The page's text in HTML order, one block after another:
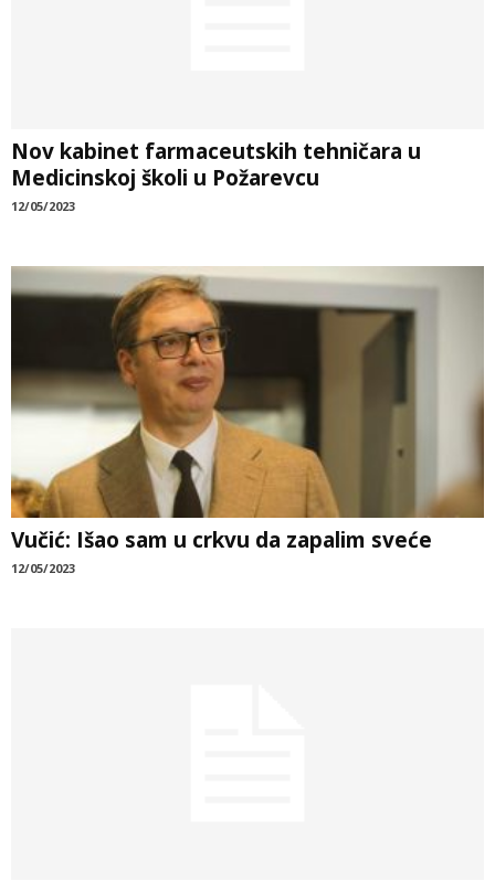
Nov kabinet farmaceutskih tehničara u
Medicinskoj školi u Požarevcu
12/05/2023
Vučić: Išao sam u crkvu da zapalim sveće
12/05/2023